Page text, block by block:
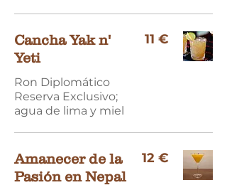
Cancha Yak n'
Yeti
Ron Diplomático
Reserva Exclusivo;
agua de lima y miel
11 €
Amanecer de la
Pasión en Nepal
12 €